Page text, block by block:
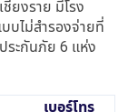
ยงราย มีโรง
บไม่สำรองจ่ายที่
ะกันภัย 6 แห่ง
เบอร์โทร